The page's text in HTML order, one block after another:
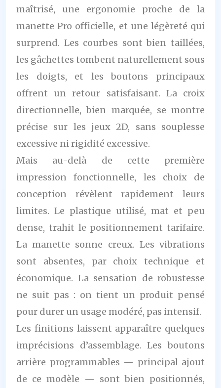
maîtrisé, une ergonomie proche de la
manette Pro officielle, et une légèreté qui
surprend. Les courbes sont bien taillées,
les gâchettes tombent naturellement sous
les doigts, et les boutons principaux
offrent un retour satisfaisant. La croix
directionnelle, bien marquée, se montre
précise sur les jeux 2D, sans souplesse
excessive ni rigidité excessive.
Mais au-delà de cette première
impression fonctionnelle, les choix de
conception révèlent rapidement leurs
limites. Le plastique utilisé, mat et peu
dense, trahit le positionnement tarifaire.
La manette sonne creux. Les vibrations
sont absentes, par choix technique et
économique. La sensation de robustesse
ne suit pas : on tient un produit pensé
pour durer un usage modéré, pas intensif.
Les finitions laissent apparaître quelques
imprécisions d’assemblage. Les boutons
arrière programmables — principal ajout
de ce modèle — sont bien positionnés,